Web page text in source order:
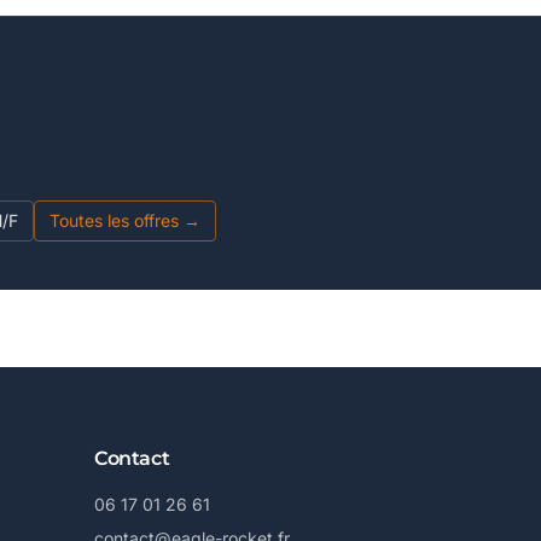
F Toutes les offres →
Contact
06 17 01 26 61